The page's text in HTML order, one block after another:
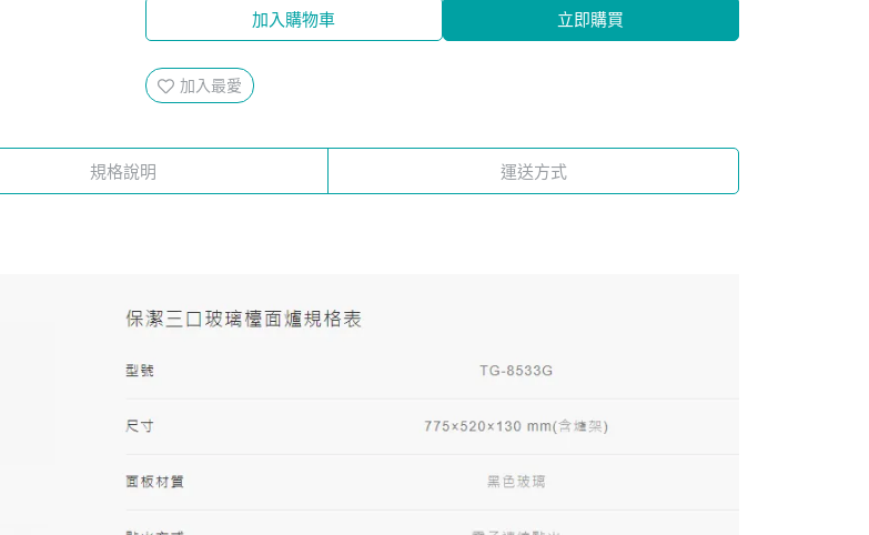
加入購物車 立即購買
加入最愛
規格說明 運送方式